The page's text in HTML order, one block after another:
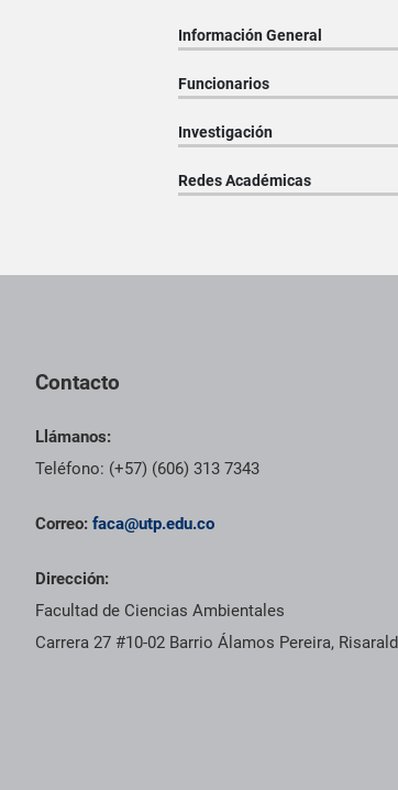
Información General
Funcionarios
Investigación
Redes Académicas
Contacto
Llámanos:
Teléfono: (+57) (606) 313 7343
Correo: faca@utp.edu.co
Dirección:
Facultad de Ciencias Ambientales
Carrera 27 #10-02 Barrio Álamos Pereira,